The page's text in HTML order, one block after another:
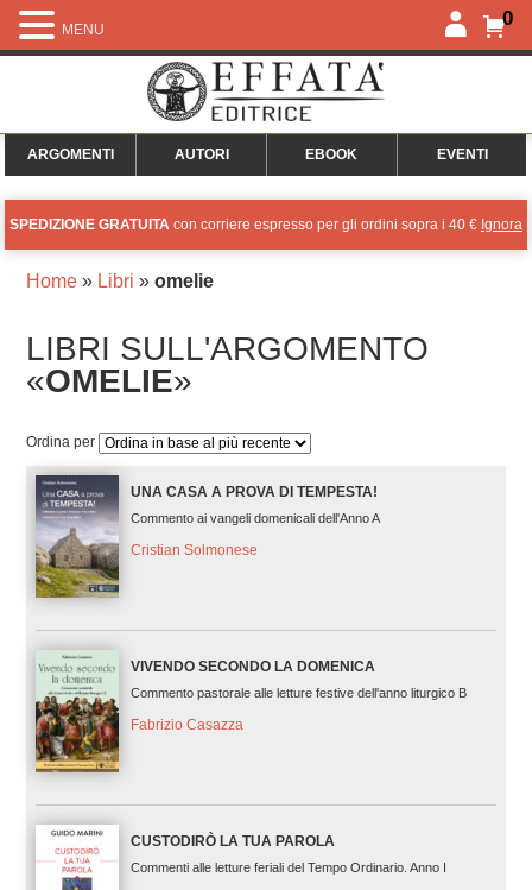
0
ARGOMENTI AUTORI EBOOK EVENTI
SPEDIZIONE GRATUITA con corriere espresso per gli ordini sopra i 40 € Ignora
Home» Libri » omelie
LIBRI SULL'ARGOMENTO
«OMELIE»
Ordina per
UNA CASA A PROVA DI TEMPESTA!
Commento ai vangeli domenicali dell'Anno A
Cristian Solmonese
VIVENDO SECONDO LA DOMENICA
Commento pastorale alle letture festive dell'anno liturgico B
Fabrizio Casazza
CUSTODIRÒ LA TUA PAROLA
Commenti alle letture feriali del Tempo Ordinario. Anno I
MENU